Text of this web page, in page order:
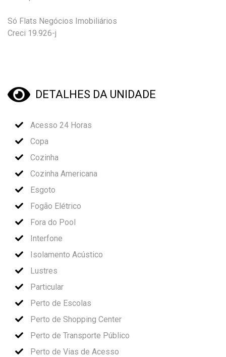
Só Flats Negócios Imobiliários
Creci 19.926-j
DETALHES DA UNIDADE
Acesso 24 Horas
Copa
Cozinha
Cozinha Americana
Esgoto
Fogão Elétrico
Fora do Pool
Interfone
Isolamento Acústico
Lustres
Particular
Perto de Escolas
Perto de Shopping Center
Perto de Transporte Público
Perto de Vias de Acesso